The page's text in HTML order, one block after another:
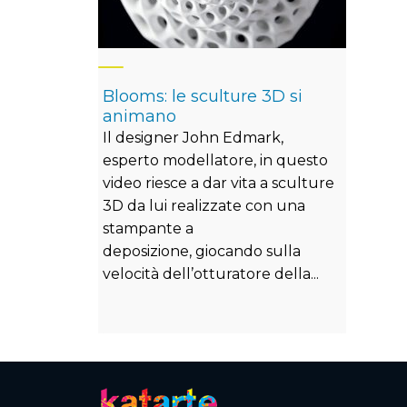
Blooms: le sculture 3D si
animano
Il designer John Edmark,
esperto modellatore, in questo
video riesce a dar vita a sculture
3D da lui realizzate con una
stampante a
deposizione, giocando sulla
velocità dell’otturatore della...